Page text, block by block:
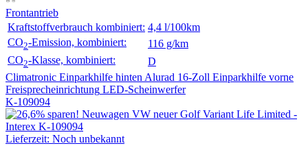
Frontantrieb
Kraftstoffverbrauch kombiniert: 4,4 l/100km
CO2-Emission, kombiniert:
116 g/km
CO2-Klasse, kombiniert:
D
Climatronic Einparkhilfe hinten Alurad 16-Zoll Einparkhilfe vorne
Freisprecheinrichtung LED-Scheinwerfer
K-109094
Lieferzeit: Noch unbekannt